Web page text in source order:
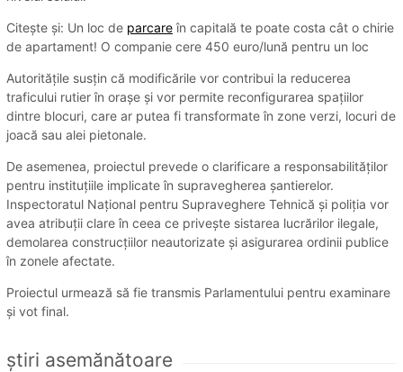
Citește și: Un loc de parcareîn capitală te poate costa cât o chirie
de apartament! O companie cere 450 euro/lună pentru un loc
Autoritățile susțin că modificările vor contribui la reducerea
traficului rutier în orașe și vor permite reconfigurarea spațiilor
dintre blocuri, care ar putea fi transformate în zone verzi, locuri de
joacă sau alei pietonale.
De asemenea, proiectul prevede o clarificare a responsabilităților
pentru instituțiile implicate în supravegherea șantierelor.
Inspectoratul Național pentru Supraveghere Tehnică și poliția vor
avea atribuții clare în ceea ce privește sistarea lucrărilor ilegale,
demolarea construcțiilor neautorizate și asigurarea ordinii publice
în zonele afectate.
Proiectul urmează să fie transmis Parlamentului pentru examinare
și vot final.
ştiri asemănătoare